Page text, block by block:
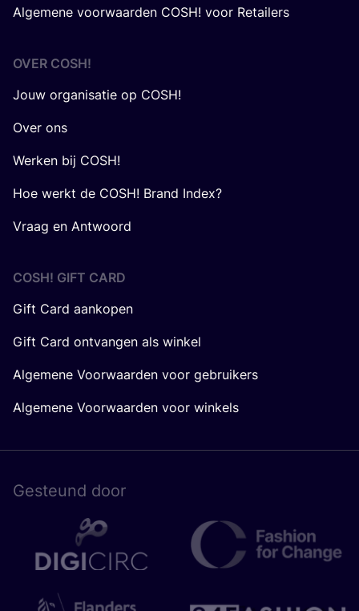
Algemene voorwaarden COSH! voor Retailers
OVER COSH!
Jouw organisatie op COSH!
Over ons
Werken bij COSH!
Hoe werkt de COSH! Brand Index?
Vraag en Antwoord
COSH! GIFT CARD
Gift Card aankopen
Gift Card ontvangen als winkel
Algemene Voorwaarden voor gebruikers
Algemene Voorwaarden voor winkels
Gesteund door